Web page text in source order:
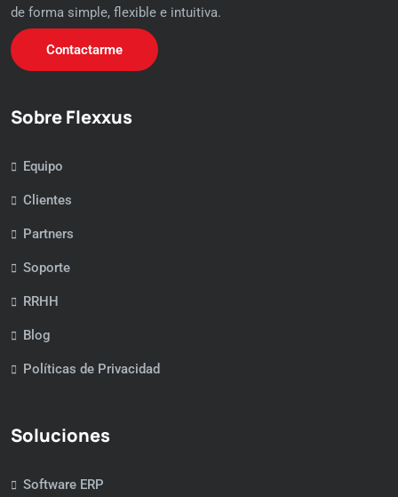
de forma simple, flexible e intuitiva.
Contactarme
Sobre Flexxus
Equipo
Clientes
Partners
Soporte
RRHH
Blog
Políticas de Privacidad
Soluciones
Software ERP